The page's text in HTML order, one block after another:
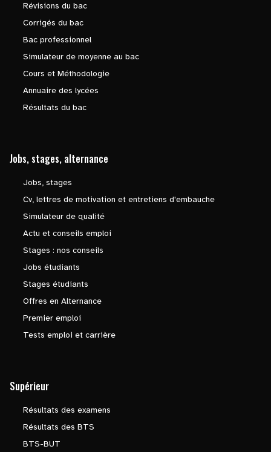
Révisions du bac
Corrigés du bac
Bac professionnel
Simulateur de moyenne au bac
Cours et Méthodologie
Annuaire des lycées
Résultats du bac
Jobs, stages, alternance
Jobs, stages
Cv, lettres de motivation et entretiens d'embauche
Simulateur de qualité
Actu et conseils emploi
Stages : nos conseils
Jobs étudiants
Stages étudiants
Offres en Alternance
Premier emploi
Tests emploi et carrière
Supérieur
Résultats des examens
Résultats des BTS
BTS-BUT